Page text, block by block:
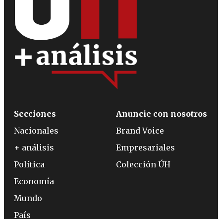
Secciones
Nacionales
+ análisis
Política
Economía
Mundo
País
Anuncie con nosotros
Brand Voice
Empresariales
Colección ÚH